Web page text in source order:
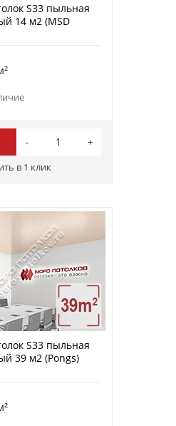
S33 пыльная
14 м2 (MSD
в 1 клик
S33 пыльная
39 м2 (Pongs)